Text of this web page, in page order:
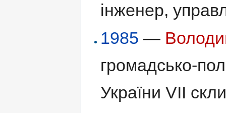
інженер,
1985 —
громадсько-
України VII